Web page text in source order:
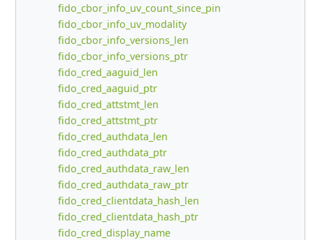
fido_cbor_info_uv_count_since_pin
fido_cbor_info_uv_modality
fido_cbor_info_versions_len
fido_cbor_info_versions_ptr
fido_cred_aaguid_len
fido_cred_aaguid_ptr
fido_cred_attstmt_len
fido_cred_attstmt_ptr
fido_cred_authdata_len
fido_cred_authdata_ptr
fido_cred_authdata_raw_len
fido_cred_authdata_raw_ptr
fido_cred_clientdata_hash_len
fido_cred_clientdata_hash_ptr
fido_cred_display_name